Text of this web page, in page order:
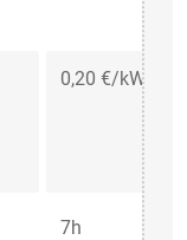
0,20 €/kWh
7h